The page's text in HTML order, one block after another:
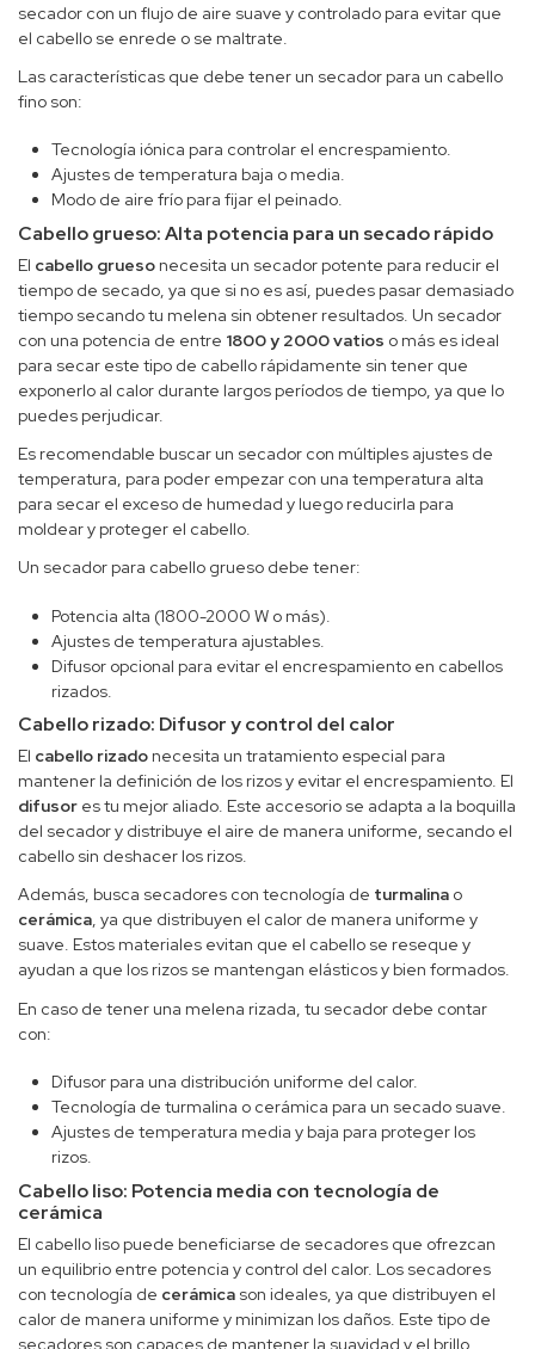
secador con un flujo de aire suave y controlado para evitar que
el cabello se enrede o se maltrate.
Las características que debe tener un secador para un cabello
fino son:
Tecnología iónica para controlar el encrespamiento.
Ajustes de temperatura baja o media.
Modo de aire frío para fijar el peinado.
Cabello grueso: Alta potencia para un secado rápido
El cabello grueso necesita un secador potente para reducir el
tiempo de secado, ya que si no es así, puedes pasar demasiado
tiempo secando tu melena sin obtener resultados. Un secador
con una potencia de entre 1800 y 2000 vatios o más es ideal
para secar este tipo de cabello rápidamente sin tener que
exponerlo al calor durante largos períodos de tiempo, ya que lo
puedes perjudicar.
Es recomendable buscar un secador con múltiples ajustes de
temperatura, para poder empezar con una temperatura alta
para secar el exceso de humedad y luego reducirla para
moldear y proteger el cabello.
Un secador para cabello grueso debe tener:
Potencia alta (1800-2000 W o más).
Ajustes de temperatura ajustables.
Difusor opcional para evitar el encrespamiento en cabellos
rizados.
Cabello rizado: Difusor y control del calor
El cabello rizado necesita un tratamiento especial para
mantener la definición de los rizos y evitar el encrespamiento. El
difusor es tu mejor aliado. Este accesorio se adapta a la boquilla
del secador y distribuye el aire de manera uniforme, secando el
cabello sin deshacer los rizos.
Además, busca secadores con tecnología de turmalina o
cerámica, ya que distribuyen el calor de manera uniforme y
suave. Estos materiales evitan que el cabello se reseque y
ayudan a que los rizos se mantengan elásticos y bien formados.
En caso de tener una melena rizada, tu secador debe contar
con:
Difusor para una distribución uniforme del calor.
Tecnología de turmalina o cerámica para un secado suave.
Ajustes de temperatura media y baja para proteger los
rizos.
Cabello liso: Potencia media con tecnología de
cerámica
El cabello liso puede beneficiarse de secadores que ofrezcan
un equilibrio entre potencia y control del calor. Los secadores
con tecnología de cerámica son ideales, ya que distribuyen el
calor de manera uniforme y minimizan los daños. Este tipo de
secadores son capaces de mantener la suavidad y el brillo